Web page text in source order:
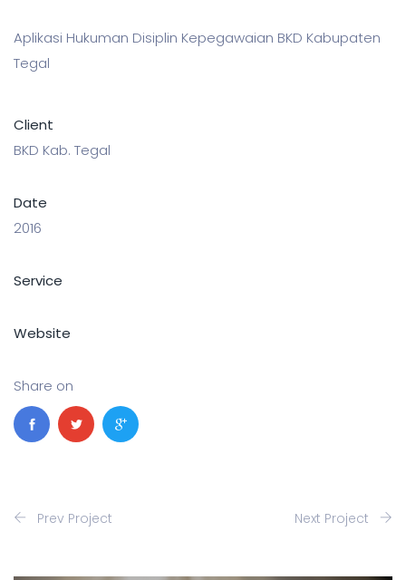
Aplikasi Hukuman Disiplin Kepegawaian BKD Kabupaten
Tegal
Client
BKD Kab. Tegal
Date
2016
Service
Website
Share on
Prev Project Next Project